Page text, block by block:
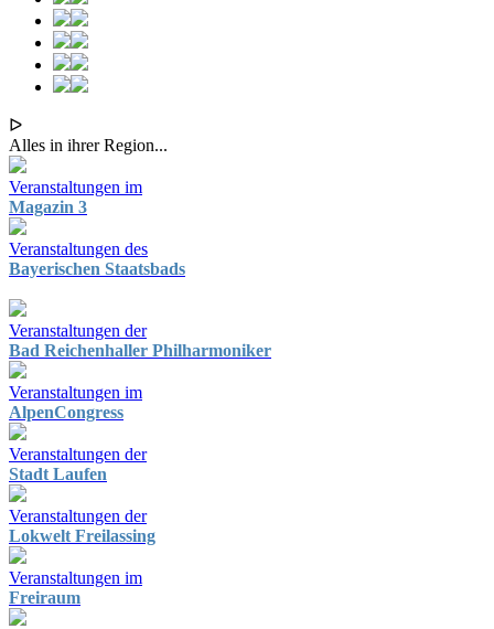
ᐅ
Alles in ihrer Region...
Veranstaltungen im
Magazin 3
Veranstaltungen des
Bayerischen Staatsbads
Veranstaltungen der
Bad Reichenhaller Philharmoniker
Veranstaltungen im
AlpenCongress
Veranstaltungen der
Stadt Laufen
Veranstaltungen der
Lokwelt Freilassing
Veranstaltungen im
Freiraum